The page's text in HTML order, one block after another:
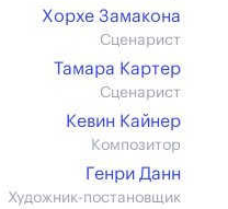
Хорхе Замакона
Сценарист
Тамара Картер
Сценарист
Кевин Кайнер
Композитор
Генри Данн
Художник-постановщик